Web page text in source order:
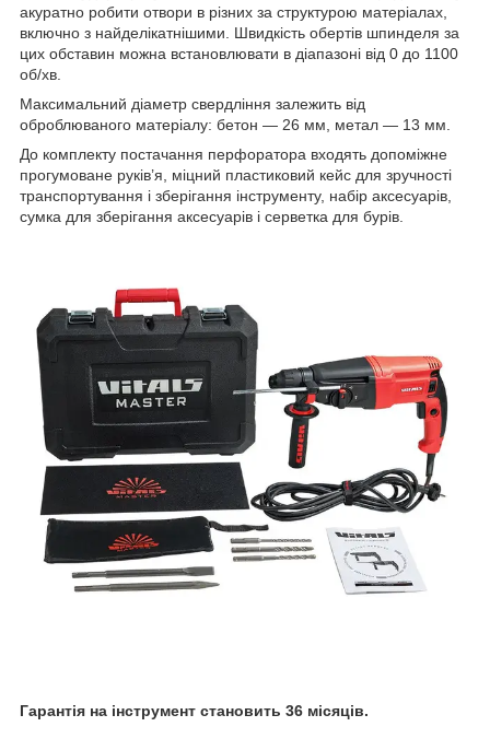
акуратно робити отвори в різних за структурою матеріалах,
включно з найделікатнішими. Швидкість обертів шпинделя за
цих обставин можна встановлювати в діапазоні від 0 до 1100
об/хв.
Максимальний діаметр свердління залежить від
оброблюваного матеріалу: бетон — 26 мм, метал — 13 мм.
До комплекту постачання перфоратора входять допоміжне
прогумоване руків’я, міцний пластиковий кейс для зручності
транспортування і зберігання інструменту, набір аксесуарів,
сумка для зберігання аксесуарів і серветка для бурів.
Гарантія на інструмент становить 36 місяців.